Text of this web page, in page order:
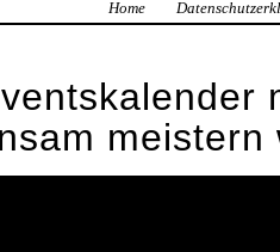
Home
meistern